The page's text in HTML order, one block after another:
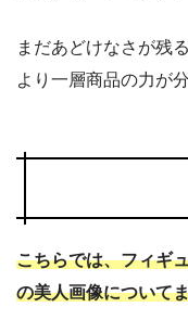
まだあどけなさが残
より一層商品の力が
こちらでは、フィギ
の美人画像について